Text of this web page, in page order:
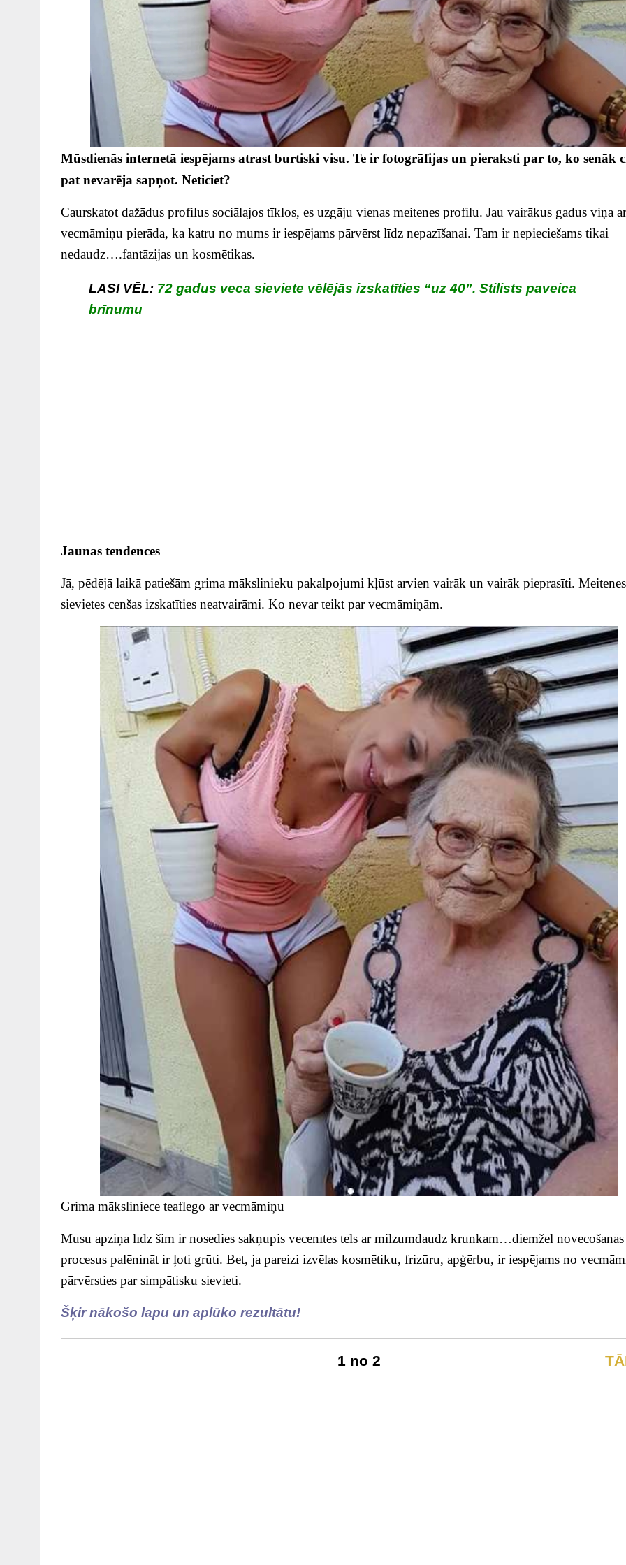
Mūsdienās internetā iespējams atrast burtiski visu. Te ir fotogrāfijas un pieraksti par to, ko senāk
pat nevarēja sapņot. Neticiet?
Caurskatot dažādus profilus sociālajos tīklos, es uzgāju vienas meitenes profilu. Jau vairākus gadus viņa
vecmāmiņu pierāda, ka katru no mums ir iespējams pārvērst līdz nepazīšanai. Tam ir nepieciešams tikai
nedaudz….fantāzijas un kosmētikas.
LASI VĒL: 72 gadus veca sieviete vēlējās izskatīties “uz 40”. Stilists paveica
brīnumu
Jaunas tendences
Jā, pēdējā laikā patiešām grima mākslinieku pakalpojumi kļūst arvien vairāk un vairāk pieprasīti.
sievietes cenšas izskatīties neatvairāmi. Ko nevar teikt par vecmāmiņām.
Grima māksliniece teaflego ar vecmāmiņu
Mūsu apziņā līdz šim ir nosēdies sakņupis vecenītes tēls ar milzumdaudz krunkām…diemžēl novecošanās
procesus palēnināt ir ļoti grūti. Bet, ja pareizi izvēlas kosmētiku, frizūru, apģērbu, ir iespējams no
pārvērsties par simpātisku sievieti.
Šķir nākošo lapu un aplūko rezultātu!
1 no 2